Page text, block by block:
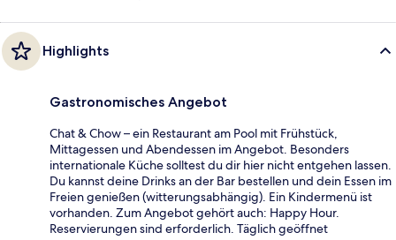
Highlights
Gastronomisches Angebot
Chat & Chow – ein Restaurant am Pool mit Frühstück,
Mittagessen und Abendessen im Angebot. Besonders
internationale Küche solltest du dir hier nicht entgehen lassen.
Du kannst deine Drinks an der Bar bestellen und dein Essen im
Freien genießen (witterungsabhängig). Ein Kindermenü ist
vorhanden. Zum Angebot gehört auch: Happy Hour.
Reservierungen sind erforderlich. Täglich geöffnet